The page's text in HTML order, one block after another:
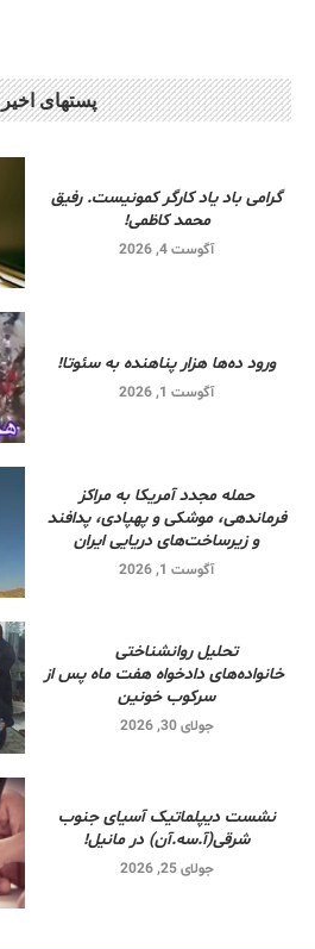
پستهای اخیر
گرامی باد یاد کارگر کمونیست. رفیق
محمد کاظمی!
آگوست 4, 2026
ورود ده‌ها هزار پناهنده به سئوتا!
آگوست 1, 2026
حمله مجدد آمریکا به مراکز
فرماندهی، موشکی و پهپادی، پدافند
و زیرساخت‌های دریایی ایران
آگوست 1, 2026
تحلیل روانشناختی
خانواده‌های دادخواه هفت ماه پس از
سرکوب خونین
جولای 30, 2026
نشست دیپلماتیک آسیای جنوب
شرقی‌(آ.سه.آن) در مانیل!
جولای 25, 2026